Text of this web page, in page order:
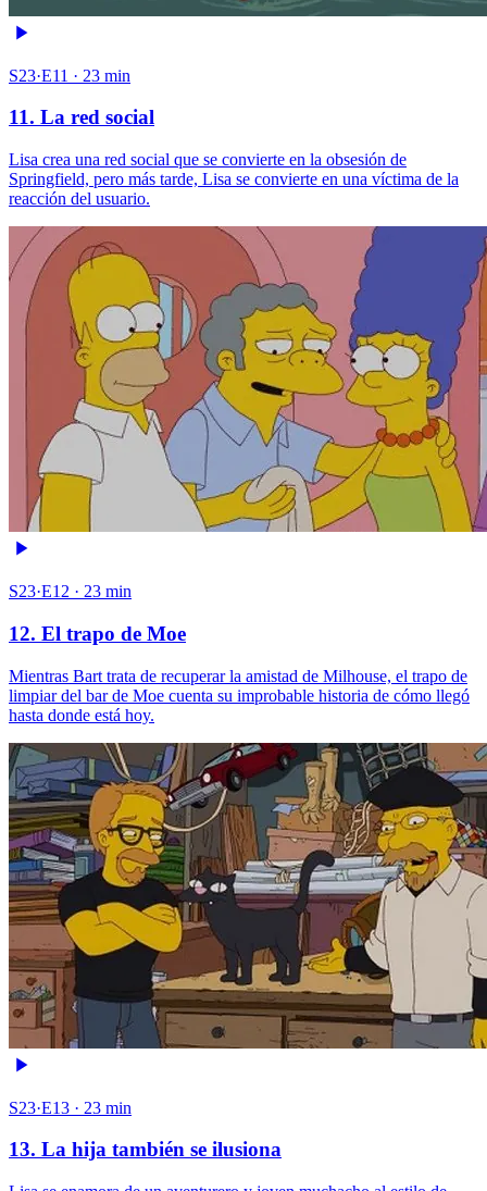
S23·E11 · 23 min
11. La red social
Lisa crea una red social que se convierte en la obsesión de
Springfield, pero más tarde, Lisa se convierte en una víctima de la
reacción del usuario.
S23·E12 · 23 min
12. El trapo de Moe
Mientras Bart trata de recuperar la amistad de Milhouse, el trapo de
limpiar del bar de Moe cuenta su improbable historia de cómo llegó
hasta donde está hoy.
S23·E13 · 23 min
13. La hija también se ilusiona